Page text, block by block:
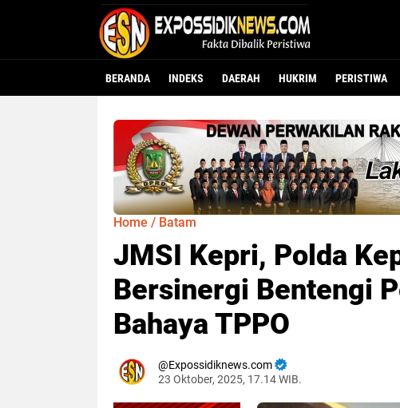
BERANDA INDEKS DAERAH HUKRIM PERISTIWA
Home / Batam
JMSI Kepri, Polda
Bersinergi Bentengi
Bahaya TPPO
Expossidiknews.com
23 Oktober, 2025, 17.14 WIB.